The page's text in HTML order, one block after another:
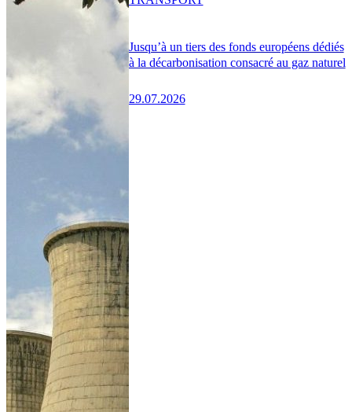
Jusqu’à un tiers des fonds européens dédiés
à la décarbonisation consacré au gaz naturel
29.07.2026